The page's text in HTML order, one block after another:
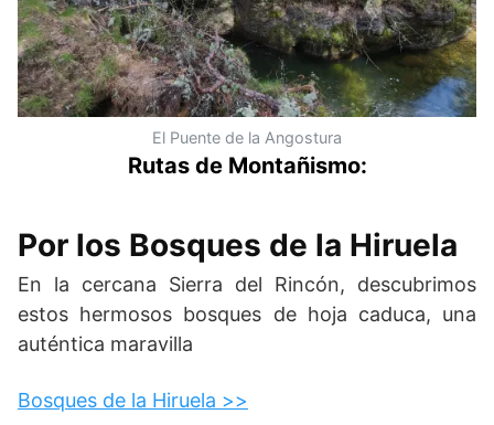
El Puente de la Angostura
Rutas de Montañismo:
Por los Bosques de la Hiruela
En la cercana Sierra del Rincón, descubrimos
estos hermosos bosques de hoja caduca, una
auténtica maravilla
Bosques de la Hiruela >>